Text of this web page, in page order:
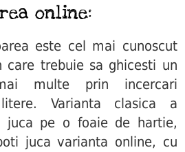
online:
este cel mai cunoscut
care trebuie sa ghicesti un
multe prin incercari
Varianta clasica a
juca pe o foaie de hartie,
juca varianta online, cu